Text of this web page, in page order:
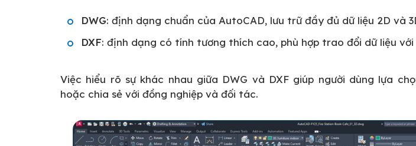
DWG: định dạng chuẩn của AutoCAD, lưu trữ đầy đủ dữ liệu 2D và
DXF: định dạng có tính tương thích cao, phù hợp trao đổi dữ liệu
Việc hiểu rõ sự khác nhau giữa DWG và DXF giúp người dùng lựa
hoặc chia sẻ với đồng nghiệp và đối tác.